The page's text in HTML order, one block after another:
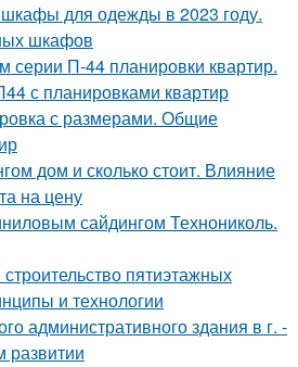
для одежды в 2023 году.
шкафов
серии П-44 планировки квартир.
с планировками квартир
с размерами. Общие
дом и сколько стоит. Влияние
на цену
сайдингом Технониколь.
пятиэтажных
и технологии
административного здания в г. -
развитии